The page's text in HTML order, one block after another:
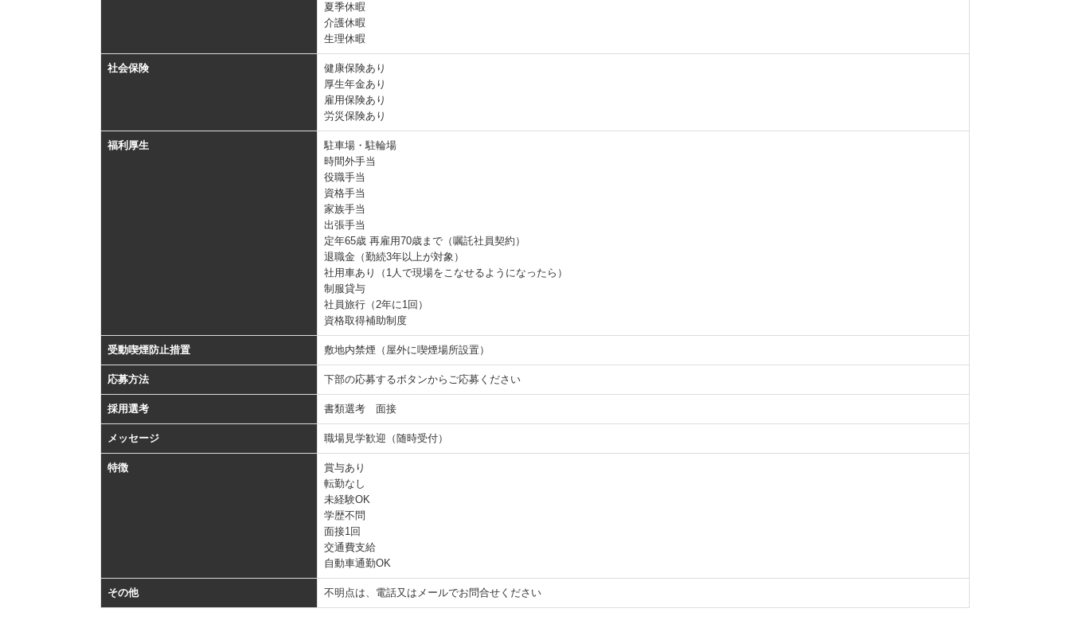
夏季休暇
介護休暇
生理休暇
社会保険
健康保険あり
厚生年金あり
雇用保険あり
労災保険あり
福利厚生
駐車場・駐輪場
時間外手当
役職手当
資格手当
家族手当
出張手当
定年65歳 再雇用70歳まで（嘱託社員契約）
退職金（勤続3年以上が対象）
社用車あり（1人で現場をこなせるようになったら）
制服貸与
社員旅行（2年に1回）
資格取得補助制度
受動喫煙防止措置 敷地内禁煙（屋外に喫煙場所設置）
応募方法 下部の応募するボタンからご応募ください
採用選考 書類選考 面接
メッセージ 職場見学歓迎（随時受付）
特徴
賞与あり
転勤なし
未経験OK
学歴不問
面接1回
交通費支給
自動車通勤OK
その他 不明点は、電話又はメールでお問合せください